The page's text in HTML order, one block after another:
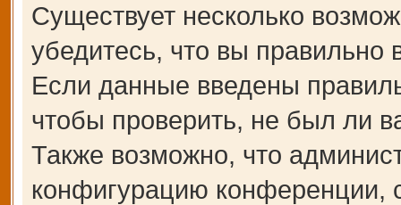
Существует несколько
убедитесь, что вы правильно
Если данные введены
чтобы проверить, не был ли
Также возможно, что
конфигурацию конференции,